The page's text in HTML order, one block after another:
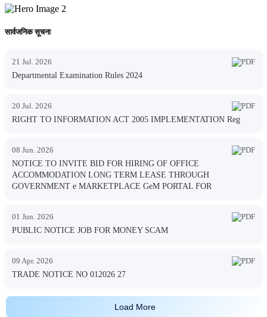
सार्वजनिक सूचना
21 Jul. 2026
Departmental Examination Rules 2024
20 Jul. 2026
RIGHT TO INFORMATION ACT 2005 IMPLEMENTATION Reg
08 Jun. 2026
NOTICE TO INVITE BID FOR HIRING OF OFFICE
ACCOMMODATION LONG TERM LEASE THROUGH
GOVERNMENT e MARKETPLACE GeM PORTAL FOR
01 Jun. 2026
PUBLIC NOTICE JOB FOR MONEY SCAM
09 Apr. 2026
TRADE NOTICE NO 012026 27
Load More